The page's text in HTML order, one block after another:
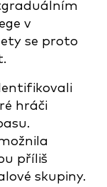
v
se proto
hráči
příliš
skupiny.